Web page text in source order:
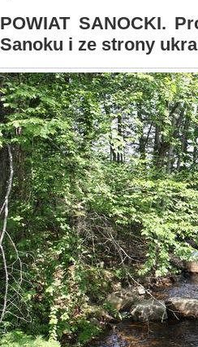
POWIAT SANOCKI.
Sanoku i ze strony